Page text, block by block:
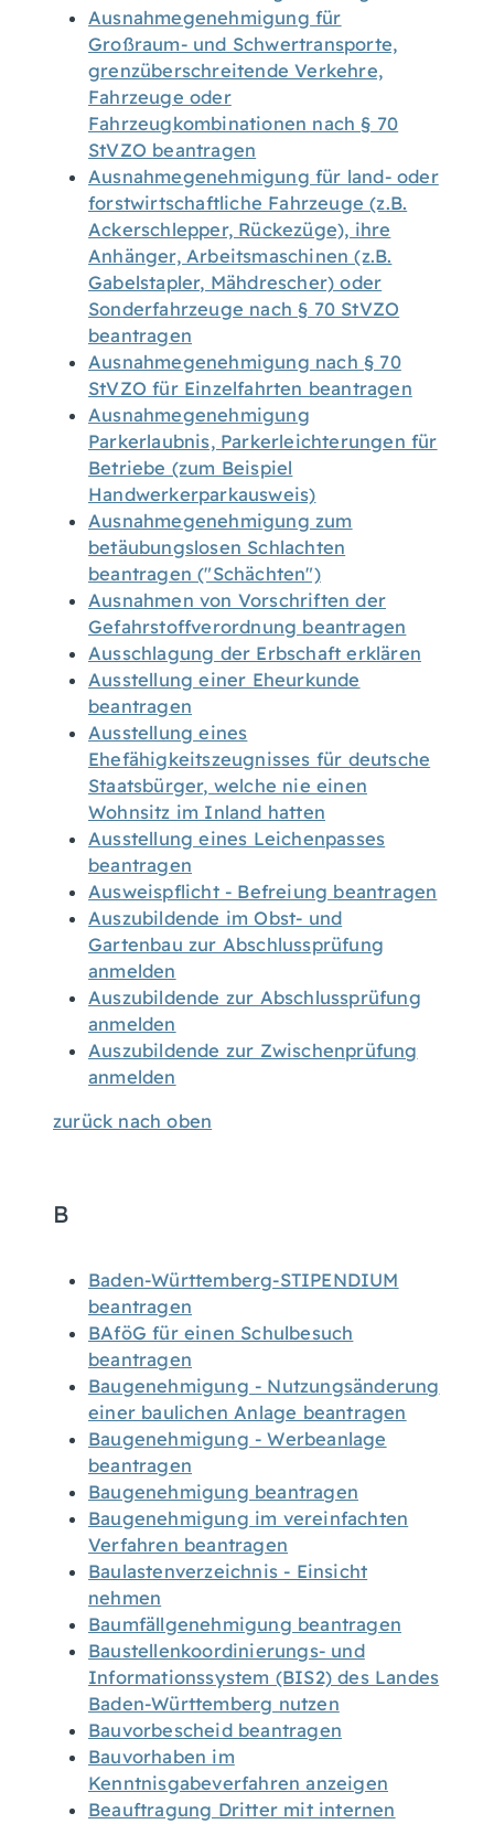
Ausnahmegenehmigung für
Großraum- und Schwertransporte,
grenzüberschreitende Verkehre,
Fahrzeuge oder
Fahrzeugkombinationen nach § 70
StVZO beantragen
Ausnahmegenehmigung für land- oder
forstwirtschaftliche Fahrzeuge (z.B.
Ackerschlepper, Rückezüge), ihre
Anhänger, Arbeitsmaschinen (z.B.
Gabelstapler, Mähdrescher) oder
Sonderfahrzeuge nach § 70 StVZO
beantragen
Ausnahmegenehmigung nach § 70
StVZO für Einzelfahrten beantragen
Ausnahmegenehmigung
Parkerlaubnis, Parkerleichterungen für
Betriebe (zum Beispiel
Handwerkerparkausweis)
Ausnahmegenehmigung zum
betäubungslosen Schlachten
beantragen ("Schächten")
Ausnahmen von Vorschriften der
Gefahrstoffverordnung beantragen
Ausschlagung der Erbschaft erklären
Ausstellung einer Eheurkunde
beantragen
Ausstellung eines
Ehefähigkeitszeugnisses für deutsche
Staatsbürger, welche nie einen
Wohnsitz im Inland hatten
Ausstellung eines Leichenpasses
beantragen
Ausweispflicht - Befreiung beantragen
Auszubildende im Obst- und
Gartenbau zur Abschlussprüfung
anmelden
Auszubildende zur Abschlussprüfung
anmelden
Auszubildende zur Zwischenprüfung
anmelden
zurück nach oben
B
Baden-Württemberg-STIPENDIUM
beantragen
BAföG für einen Schulbesuch
beantragen
Baugenehmigung - Nutzungsänderung
einer baulichen Anlage beantragen
Baugenehmigung - Werbeanlage
beantragen
Baugenehmigung beantragen
Baugenehmigung im vereinfachten
Verfahren beantragen
Baulastenverzeichnis - Einsicht
nehmen
Baumfällgenehmigung beantragen
Baustellenkoordinierungs- und
Informationssystem (BIS2) des Landes
Baden-Württemberg nutzen
Bauvorbescheid beantragen
Bauvorhaben im
Kenntnisgabeverfahren anzeigen
Beauftragung Dritter mit internen